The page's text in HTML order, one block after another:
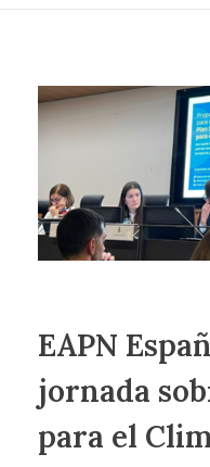
EAPN
jornada
para el